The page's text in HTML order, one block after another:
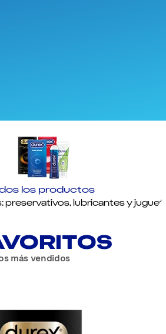
los productos
preservativos, lubricantes y
más vendidos